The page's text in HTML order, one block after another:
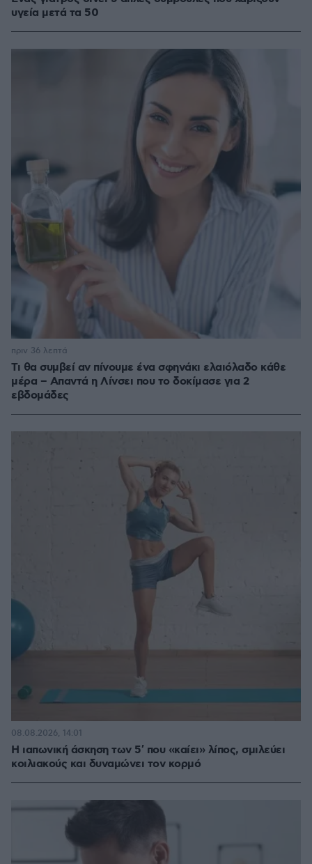
υγεία μετά τα 50
Τι θα συμβεί αν πίνουμε ένα σφηνάκι ελαιόλαδο κάθε
μέρα – Απαντά η Λίνσει που το δοκίμασε για 2
εβδομάδες
πριν 36 λεπτά
Η ιαπωνική άσκηση των 5′ που «καίει» λίπος, σμιλεύει
κοιλιακούς και δυναμώνει τον κορμό
08.08.2026, 14:01